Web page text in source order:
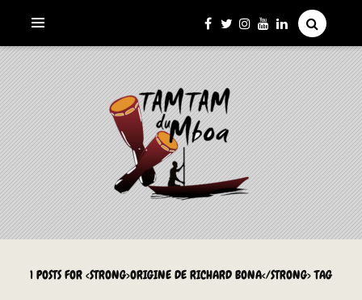
LE TAMTAM DU MBOA
La Culture du Mboa Dévoilée !
1 POSTS FOR <STRONG>ORIGINE DE RICHARD BONA</STRONG> TAG